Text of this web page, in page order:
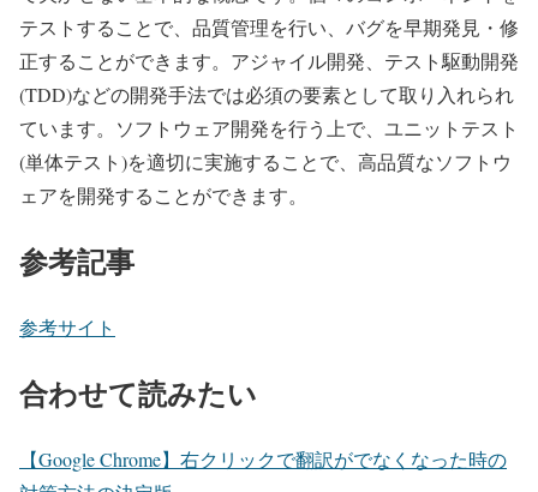
テストすることで、品質管理を行い、バグを早期発見・修
正することができます。アジャイル開発、テスト駆動開発
(TDD)などの開発手法では必須の要素として取り入れられ
ています。ソフトウェア開発を行う上で、ユニットテスト
(単体テスト)を適切に実施することで、高品質なソフトウ
ェアを開発することができます。
参考記事
参考サイト
合わせて読みたい
【Google Chrome】右クリックで翻訳がでなくなった時の